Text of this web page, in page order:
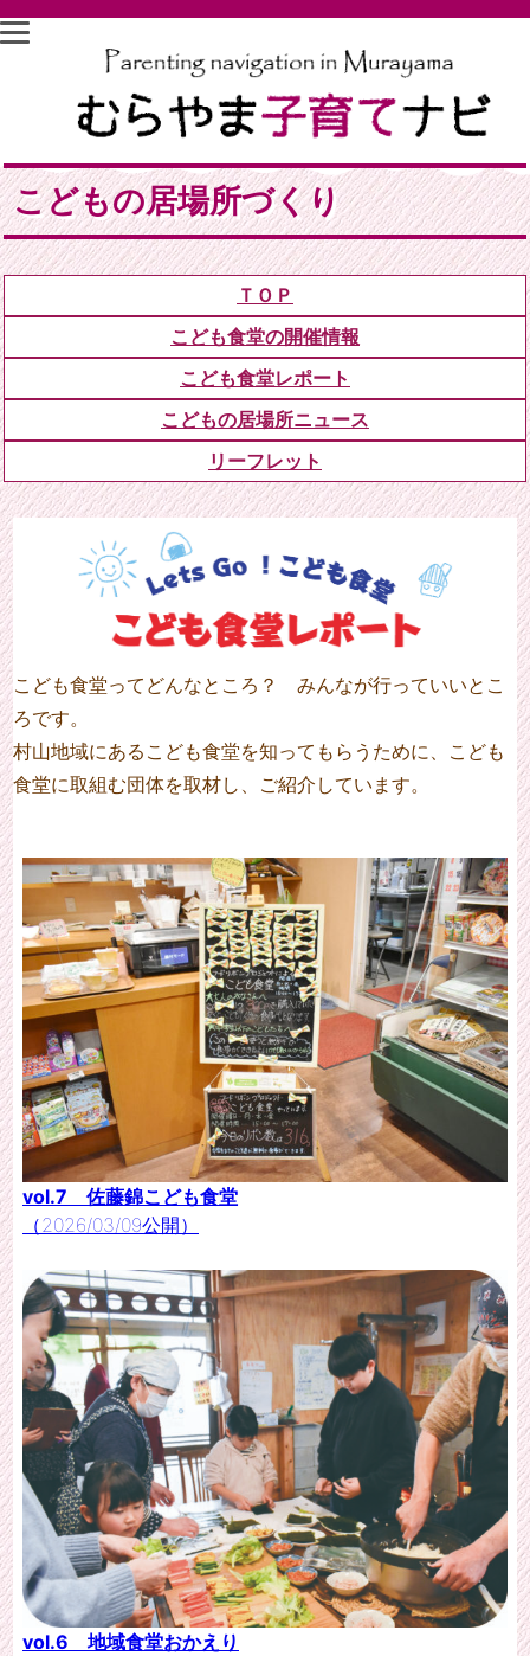
こどもの居場所づくり
ＴＯＰ
こども食堂の開催情報
こども食堂レポート
こどもの居場所ニュース
リーフレット
こども食堂ってどんなところ？ みんなが行っていいとこ
ろです。
村山地域にあるこども食堂を知ってもらうために、こども
食堂に取組む団体を取材し、ご紹介しています。
vol.7 佐藤錦こども食堂
（2026/03/09公開）
vol.6 地域食堂おかえり